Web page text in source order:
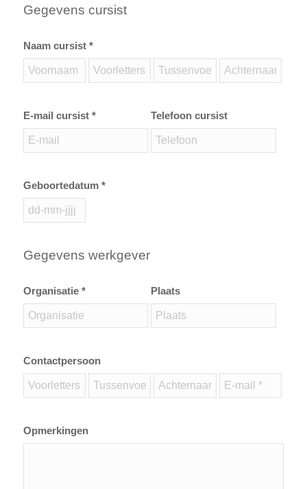
Gegevens cursist
Naam cursist *
E-mail cursist * Telefoon cursist
Geboortedatum *
Gegevens werkgever
Organisatie * Plaats
Contactpersoon
Opmerkingen